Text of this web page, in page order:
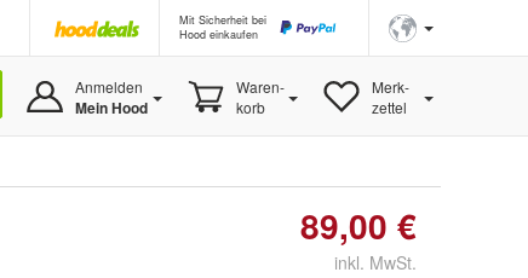
Mit Sicherheit bei
Hood einkaufen
Anmelden
Mein Hood
Waren-
korb
Merk-
zettel
89,00 €
inkl. MwSt.